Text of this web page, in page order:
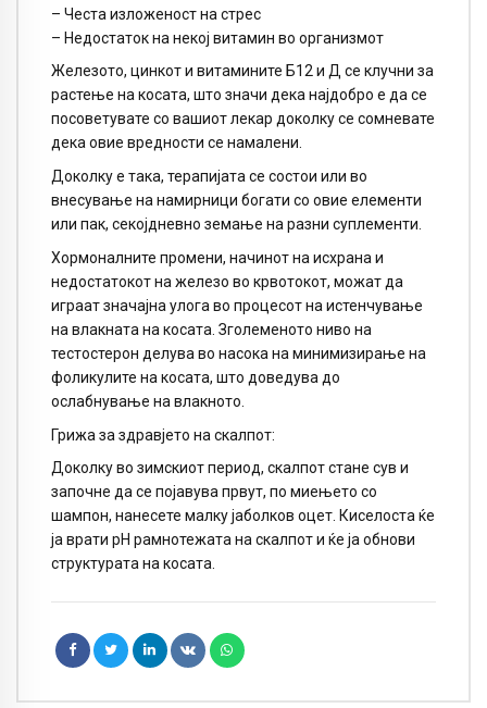
– Честа изложеност на стрес
– Недостаток на некој витамин во организмот
Железото, цинкот и витамините Б12 и Д се клучни за
растење на косата, што значи дека најдобро е да се
посоветувате со вашиот лекар доколку се сомневате
дека овие вредности се намалени.
Доколку е така, терапијата се состои или во
внесување на намирници богати со овие елементи
или пак, секојдневно земање на разни суплементи.
Хормоналните промени, начинот на исхрана и
недостатокот на железо во крвотокот, можат да
играат значајна улога во процесот на истенчување
на влакната на косата. Зголеменото ниво на
тестостерон делува во насока на минимизирање на
фоликулите на косата, што доведува до
ослабнување на влакното.
Грижа за здравјето на скалпот:
Доколку во зимскиот период, скалпот стане сув и
започне да се појавува првут, по миењето со
шампон, нанесете малку јаболков оцет. Киселоста ќе
ја врати рН рамнотежата на скалпот и ќе ја обнови
структурата на косата.